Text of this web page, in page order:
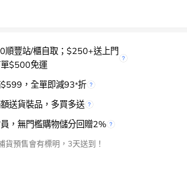
順豐站/櫃自取；$250+送上門
$500免運
，全單即減93*折
送貨裝品，多買多送
，無門檻購物儲分回贈2%
貨預售會有標明，3天送到！